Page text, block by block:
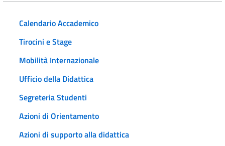
Calendario Accademico
Tirocini e Stage
Mobilità Internazionale
Ufficio della Didattica
Segreteria Studenti
Azioni di Orientamento
Azioni di supporto alla didattica